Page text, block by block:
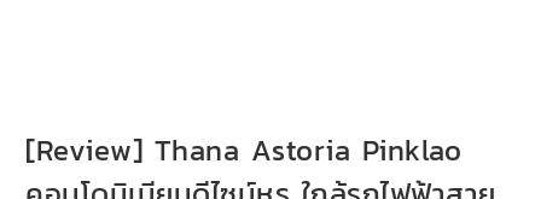
[Review] Thana Astoria Pinklao